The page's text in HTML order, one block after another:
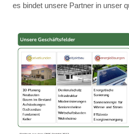
es bindet unsere Partner in unser